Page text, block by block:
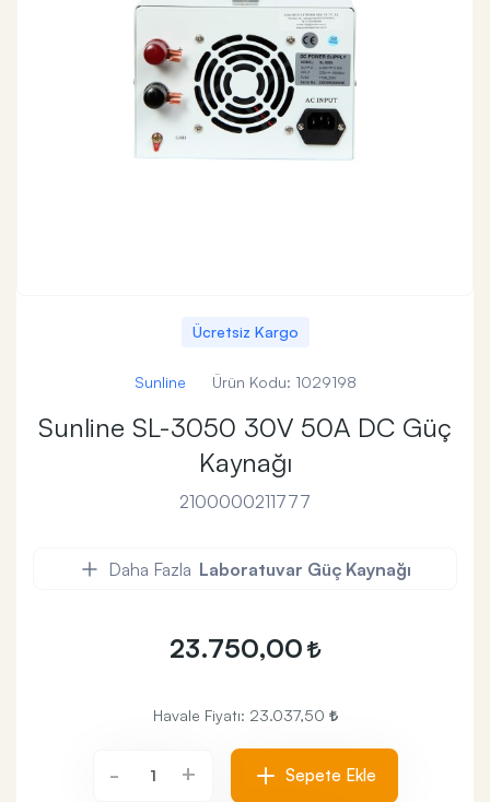
Ücretsiz Kargo
Sunline Ürün Kodu: 1029198
Sunline SL-3050 30V 50A DC Güç
Kaynağı
2100000211777
Daha Fazla Laboratuvar Güç Kaynağı
23.750,00
Havale Fiyatı: 23.037,50
- + Sepete Ekle